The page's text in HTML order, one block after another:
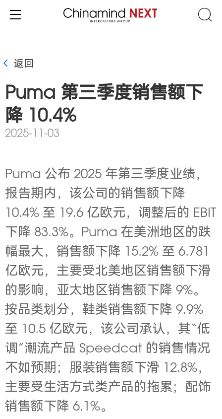
返回
Puma 第三季度销售额下
降 10.4%
2025-11-03
Puma 公布 2025 年第三季度业绩，
报告期内，该公司的销售额下降
10.4% 至 19.6 亿欧元，调整后的 EBIT
下降 83.3%。Puma 在美洲地区的跌
幅最大，销售额下降 15.2% 至 6.781
亿欧元，主要受北美地区销售额下滑
的影响，亚太地区销售额下降 9%。
按品类划分，鞋类销售额下降 9.9%
至 10.5 亿欧元，该公司承认，其“低
调”潮流产品 Speedcat 的销售情况
不如预期；服装销售额下滑 12.8%，
主要受生活方式类产品的拖累；配饰
销售额下降 6.1%。